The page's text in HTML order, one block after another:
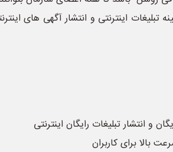
اینترنتی و انتشار آگهی های
و انتشار تبلیغات رایگان اینترنتی
بالا برای کاربران